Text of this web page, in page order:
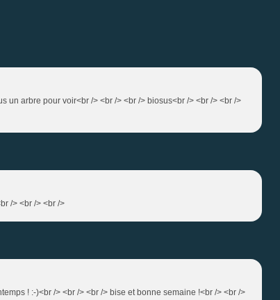
un arbre pour voir<br /> <br /> <br /> biosus<br /> <br /> <br />
/> <br /> <br />
! :-)<br /> <br /> <br /> bise et bonne semaine !<br /> <br />